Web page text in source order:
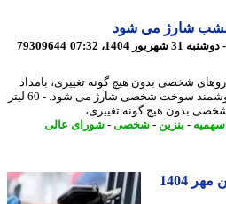
79309644
مهر 1404 خودروهای شخصی بدون هیچ گونه تغییری، بامداد
سه شنبه (یکم مهر) در کارت های هوشمند سوخت شخصی شارژ می شود. - 60 لیتر
-بنزین- شخصی-شورای عالی
تاریخ شارژ سهمیه بنزین مهر 1404